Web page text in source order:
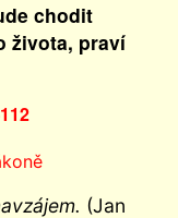
chodit
života, praví
(Jan